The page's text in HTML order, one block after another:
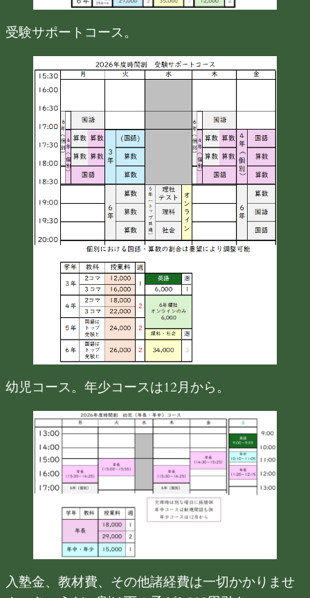
受験サポートコース。
幼児コース。年少コースは12月から。
入塾金、教材費、その他諸経費は一切かかりませ